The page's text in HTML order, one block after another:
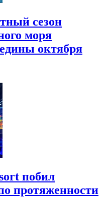
сезон
моря
октября
побил
протяженности